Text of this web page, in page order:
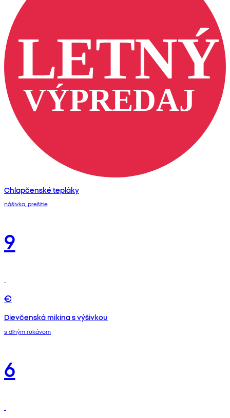
Chlapčenské tepláky
nášivka, prešitie
9
€
Dievčenská mikina s výšivkou
s dlhým rukávom
6